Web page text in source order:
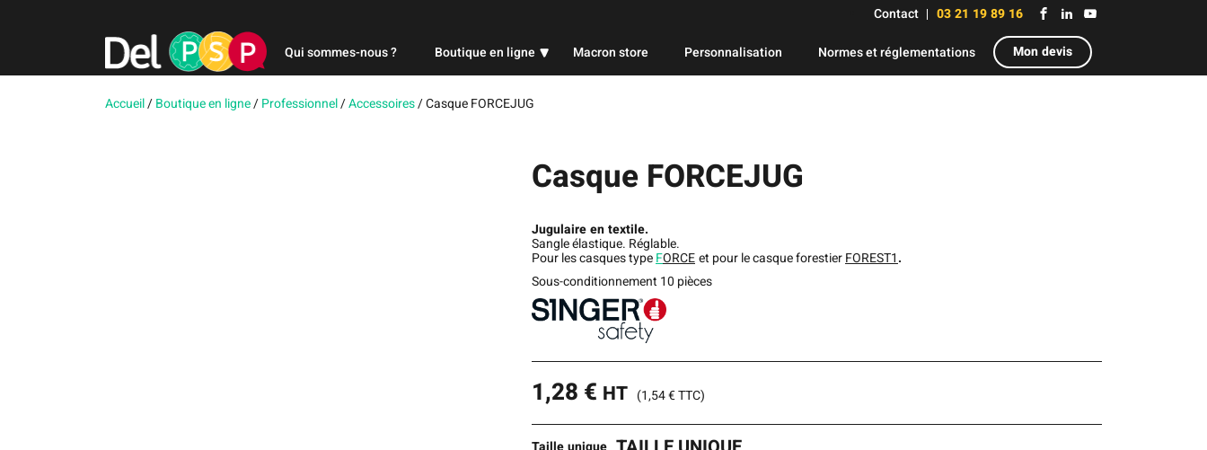
Contact 03 21 19 89 16
Qui sommes-nous ? Boutique en ligne
Professionnel
Macron store Personnalisation Normes et réglementations Mon devis
Accueil/Boutique en ligne/Professionnel/Accessoires/Casque FORCEJUG
Casque FORCEJUG
Jugulaire en textile.
Sangle élastique. Réglable.
Pour les casques typeFORCEet pour le casque forestierFOREST1.
Sous-conditionnement 10 pièces
1,28 € HT (1,54€TTC)